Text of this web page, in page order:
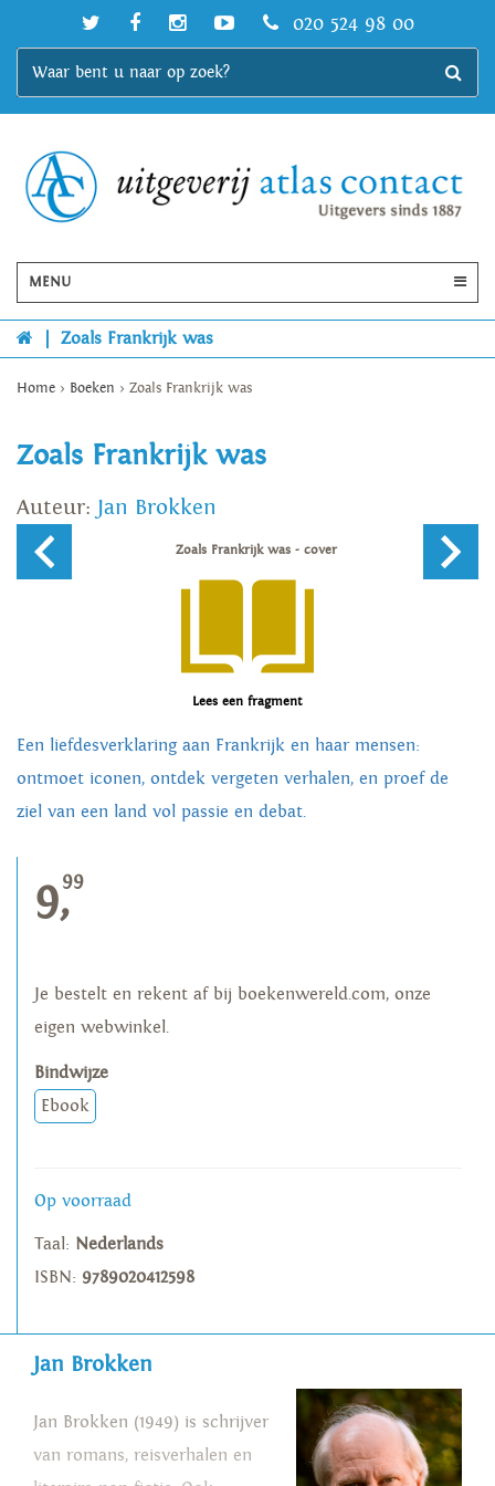
020 524 98 00
MENU
Zoals Frankrijk was
Home > Boeken > Zoals Frankrijk was
Zoals Frankrijk was
Auteur: Jan Brokken
Lees een fragment
Een liefdesverklaring aan Frankrijk en haar mensen:
ontmoet iconen, ontdek vergeten verhalen, en proef de
ziel van een land vol passie en debat.
9,99
Je bestelt en rekent af bij boekenwereld.com, onze
eigen webwinkel.
Bindwijze
Ebook
Op voorraad
Taal: Nederlands
ISBN: 9789020412598
Jan Brokken
Jan Brokken (1949) is schrijver
van romans, reisverhalen en